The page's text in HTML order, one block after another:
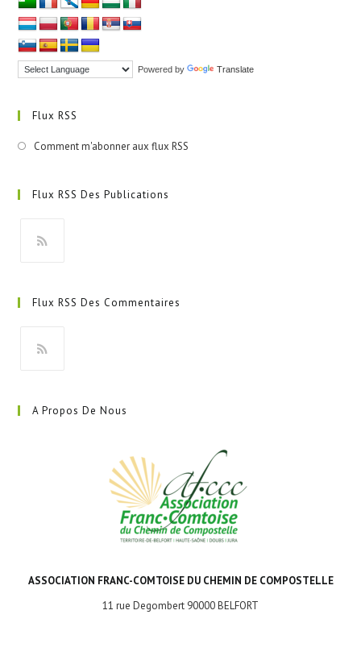
Powered by Translate
Flux RSS
Comment m'abonner aux flux RSS
Flux RSS Des Publications
un
onglet
Flux RSS Des Commentaires
un
A Propos De Nous
ASSOCIATION FRANC-COMTOISE DU CHEMIN DE COMPOSTELLE
11 rue Degombert 90000 BELFORT